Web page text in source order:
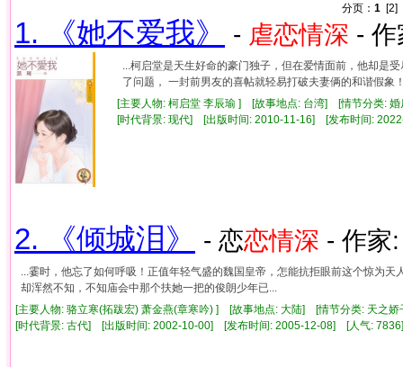
分页： 1 [2]
1. 《她不爱我》 - 虐恋情深 -
...柯启堂是天生好命的豪门独子，但在爱情面前，他却是
了问题， 一封前男友的喜帖就轻易打破夫妻俩的和谐假象
[主要人物: 柯启堂 李辰瑜 ] [故事地点: 台湾] [情节分类: 婚
[时代背景: 现代] [出版时间: 2010-11-16] [发布时间:
2. 《倾城泪》 - 恋恋情深 - 作
...霎时，他忘了如何呼吸！正值年轻气盛的魏国皇帝，怎能抗拒眼前这个惊为
却浑然不知，不知庙会中那个扶她一把的俊朗少年已...
[主要人物: 骆立寒(拓跋宏) 萧金燕(章寒吟) ] [故事地点: 大陆] [情节分类: 天之娇
[时代背景: 古代] [出版时间: 2002-10-00] [发布时间: 2005-12-08] [人气: